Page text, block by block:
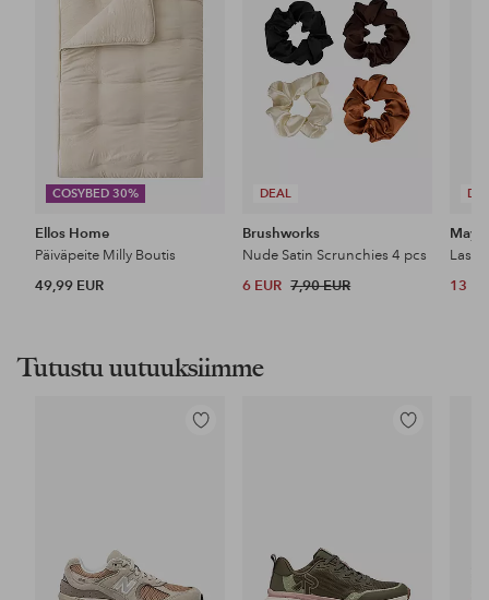
COSYBED 30%
Ellos Home
Päiväpeite Milly Boutis
49,99 EUR
DEAL
Brushworks
Nude Satin Scrunchies 4 pcs
6 EUR 7,90 EUR 13
Tutustu uutuuksiimme
Lisää
Lisää